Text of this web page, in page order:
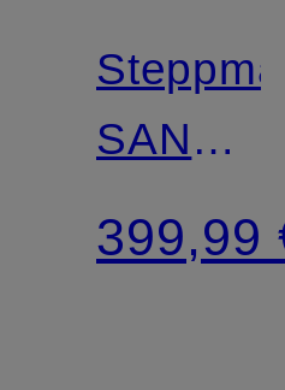
SUPER
LONG
399,99